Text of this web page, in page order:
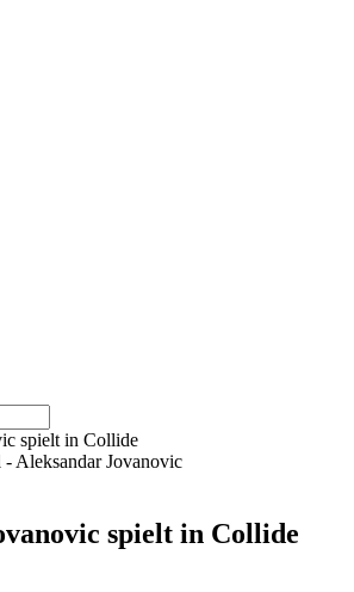
Aleksandar Jovanovic
spielt in Collide